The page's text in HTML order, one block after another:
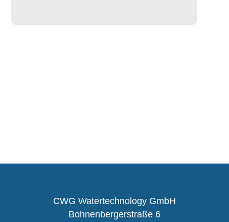
CWG Watertechnology GmbH
Bohnenbergerstraße 6